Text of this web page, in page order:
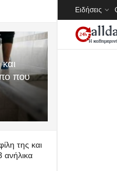
που
της και
ανήλικα
Ειδήσεις